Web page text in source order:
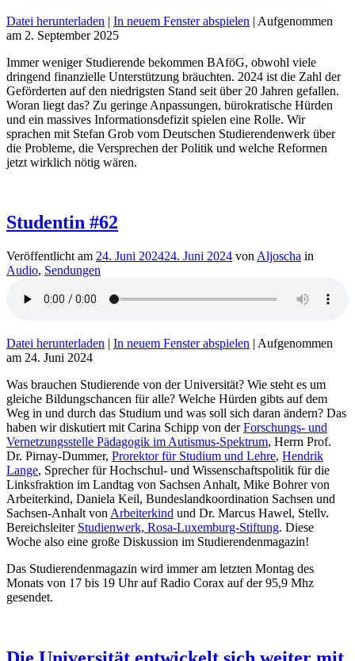
Datei herunterladen | In neuem Fenster abspielen | Aufgenommen
am 2. September 2025
Immer weniger Studierende bekommen BAföG, obwohl viele
dringend finanzielle Unterstützung bräuchten. 2024 ist die Zahl der
Geförderten auf den niedrigsten Stand seit über 20 Jahren gefallen.
Woran liegt das? Zu geringe Anpassungen, bürokratische Hürden
und ein massives Informationsdefizit spielen eine Rolle. Wir
sprachen mit Stefan Grob vom Deutschen Studierendenwerk über
die Probleme, die Versprechen der Politik und welche Reformen
jetzt wirklich nötig wären.
Studentin #62
Veröffentlicht am 24. Juni 202424. Juni 2024 von Aljoscha in
Audio, Sendungen
Datei herunterladen | In neuem Fenster abspielen | Aufgenommen
am 24. Juni 2024
Was brauchen Studierende von der Universität? Wie steht es um
gleiche Bildungschancen für alle? Welche Hürden gibts auf dem
Weg in und durch das Studium und was soll sich daran ändern? Das
haben wir diskutiert mit Carina Schipp von derForschungs- und
Vernetzungsstelle Pädagogik im Autismus-Spektrum, Herrn Prof.
Dr. Pirnay-Dummer, Prorektor für Studium und Lehre, Hendrik
Lange, Sprecher für Hochschul- und Wissenschaftspolitik für die
Linksfraktion im Landtag von Sachsen Anhalt, Mike Bohrer von
Arbeiterkind, Daniela Keil, Bundeslandkoordination Sachsen und
Sachsen-Anhalt von Arbeiterkind und Dr. Marcus Hawel, Stellv.
Bereichsleiter Studienwerk, Rosa-Luxemburg-Stiftung. Diese
Woche also eine große Diskussion im Studierendenmagazin!
Das Studierendenmagazin wird immer am letzten Montag des
Monats von 17 bis 19 Uhr auf Radio Corax auf der 95,9 Mhz
gesendet.